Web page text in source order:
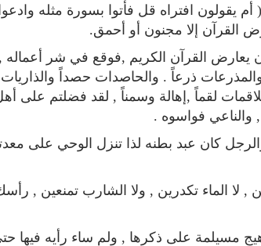
يقولون افتراه قل فأتوا بسورة مثله
يعارض القرآن الكريم ,فوقع في شر أعماله
ذرعاً . والحاصدات حصداً
لقماً ,إهالة وسمناً , لقد فضلتم على
والناعي فواسوه .
كان عبد بطنه لذا تنزل الوحي على
لا الماء تكدرين , ولا الشارب تمنعين ,
مسيلمة على ذكرها , ولم ساء رأيه فيها
القرآن صوت الى اللغة
التايلاندية
الصوتية لمعاني
القرآن Mp3
6808 | 2024-05-29
تلاوة جديدة
العفاسي تهتز لها
تلاوات